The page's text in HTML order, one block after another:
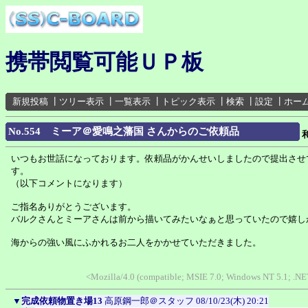
携帯閲覧可能ＵＰ板
新規投稿 ツリー表示 一覧表示 トピック表示 検索 設定 ホー
No.554 ミーア＠愛鳴之藩国 さんからのご依頼品
いつもお世話になっております。依頼品がかんせいしましたので提出さ
す。
（以下コメントになります）
ご指名ありがとうございます。
バルクさんとミーアさんは前から描いてみたいなぁと思っていたので嬉
海からの強い風にふかれるお二人をかかせていただきました。
<Mozilla/4.0 (compatible; MSIE 7.0; Windows NT 5.1;
▼ 完成依頼物置き場13 高原鋼一郎＠スタッフ 08/10/23(木) 20:21